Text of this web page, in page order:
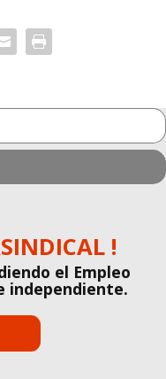
!
el Empleo
independiente.